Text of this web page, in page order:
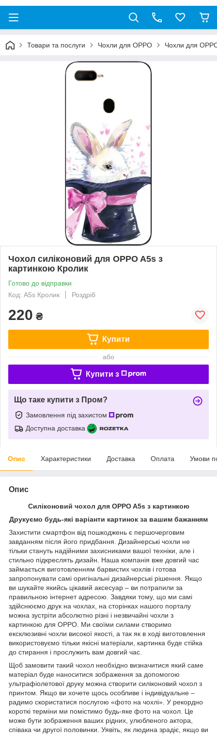
Товари та послуги Чохли для OPPO Чохли для
Чохол силіконовий для OPPO A5s з
картинкою Кролик
Готово до відправки
Код: A5s Кролик
Роздріб
220 ₴
Купити
або
Купити з
Що таке купити з Пром?
Замовлення під захистом
Доступна доставка
Опис Характеристики Доставка Оплата Умови
Опис
Силіконовий чохол для OPPO A5s з картинкою
Друкуємо будь-які варіанти картинок за вашим бажанням
Захистити смартфон від пошкоджень є першочерговим
завданням після його придбання. Дизайнерські чохли не
тільки стануть надійними захисниками вашої техніки, але і
стильно підкреслять дизайн. Наша компанія вже довгий час
займається виготовленням барвистих чохлів і готова
запропонувати самі оригінальні дизайнерські рішення. Якщо
ви шукайте якийсь цікавий аксесуар – ви потрапили за
правильною інтернет адресою. Завдяки тому, що ми самі
здійснюємо друк на чохлах, на сторінках нашого порталу
можна зустріти абсолютно різні і незвичайні чохли з
картинкою для OPPO. Ми своїми силами створимо
ексклюзивні чохли високої якості, а так як в ході виготовлення
використовуємо тільки якісні матеріали, картинка буде стійка
до стирання і прослужить вам довгий час.
Щоб замовити такий чохол необхідно визначитися який саме
матеріал буде наноситися зображення за допомогою
ультрафіолетової друку можна створити силіконовий чохол з
принтом. Якщо ви хочете щось особливе і індивідуальне –
радимо скористатися послугою «фото на чохлі». У рекордно
короткі терміни ми помістимо будь-яке фото на чохол. Це
може бути зображення ваших рідних, улюбленого актора,
співака чи другої половинки. Уявіть, як людина зрадіє, якщо ви